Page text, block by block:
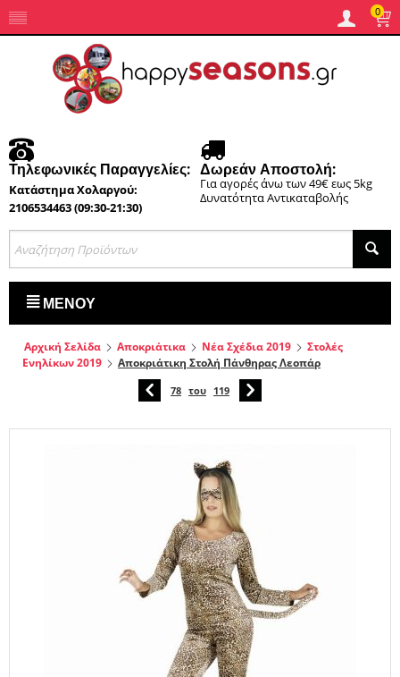
0
Τηλεφωνικές Παραγγελίες:
Κατάστημα Χολαργού:
2106534463 (09:30-21:30)
Δωρεάν Αποστολή:
Για αγορές άνω των 49€ εως 5kg
Δυνατότητα Αντικαταβολής
ΜΕΝΟΎ
Αρχική Σελίδα Αποκριάτικα Νέα Σχέδια 2019
Στολές
Ενηλίκων 2019
Αποκριάτικη Στολή Πάνθηρας Λεοπάρ
78 του 119